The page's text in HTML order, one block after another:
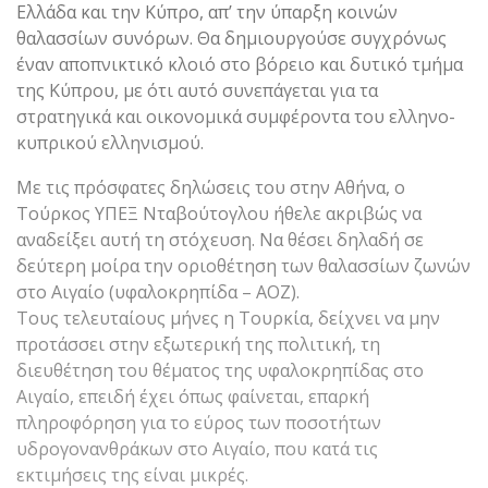
Ελλάδα και την Κύπρο, απ’ την ύπαρξη κοινών
θαλασσίων συνόρων. Θα δημιουργούσε συγχρόνως
έναν αποπνικτικό κλοιό στο βόρειο και δυτικό τμήμα
της Κύπρου, με ότι αυτό συνεπάγεται για τα
στρατηγικά και οικονομικά συμφέροντα του ελληνο-
κυπρικού ελληνισμού.
Με τις πρόσφατες δηλώσεις του στην Αθήνα, ο
Τούρκος ΥΠΕΞ Νταβούτογλου ήθελε ακριβώς να
αναδείξει αυτή τη στόχευση. Να θέσει δηλαδή σε
δεύτερη μοίρα την οριοθέτηση των θαλασσίων ζωνών
στο Αιγαίο (υφαλοκρηπίδα – ΑΟΖ).
Τους τελευταίους μήνες η Τουρκία, δείχνει να μην
προτάσσει στην εξωτερική της πολιτική, τη
διευθέτηση του θέματος της υφαλοκρηπίδας στο
Αιγαίο, επειδή έχει όπως φαίνεται, επαρκή
πληροφόρηση για το εύρος των ποσοτήτων
υδρογονανθράκων στο Αιγαίο, που κατά τις
εκτιμήσεις της είναι μικρές.